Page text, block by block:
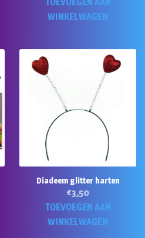
WINKELWAGEN
Diadeem glitter harten
€3,50
TOEVOEGEN AAN
WINKELWAGEN